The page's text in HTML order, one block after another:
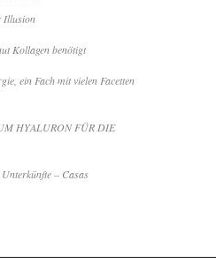
Illusion
Kollagen benötigt
ein Fach mit vielen Facetten
HYALURON FÜR DIE
– Casas